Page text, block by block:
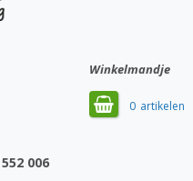
Winkelmandje
0
006